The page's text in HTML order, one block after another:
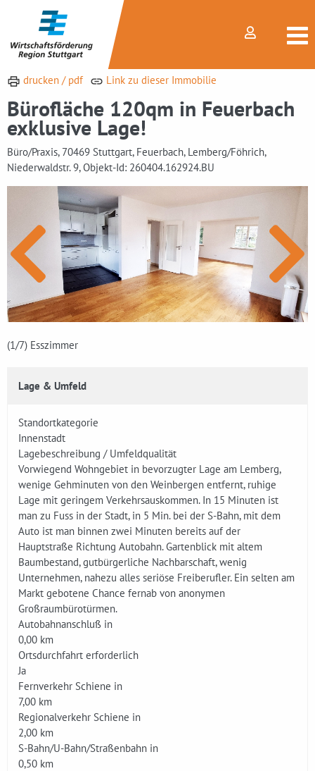
drucken / pdf Link zu dieser Immobilie
Bürofläche 120qm in Feuerbach
exklusive Lage!
Büro/Praxis, 70469 Stuttgart, Feuerbach, Lemberg/Föhrich,
Niederwaldstr. 9, Objekt-Id: 260404.162924.BU
(1/7) Esszimmer
Lage & Umfeld
Standortkategorie
Innenstadt
Lagebeschreibung / Umfeldqualität
Vorwiegend Wohngebiet in bevorzugter Lage am Lemberg,
wenige Gehminuten von den Weinbergen entfernt, ruhige
Lage mit geringem Verkehrsauskommen. In 15 Minuten ist
man zu Fuss in der Stadt, in 5 Min. bei der S-Bahn, mit dem
Auto ist man binnen zwei Minuten bereits auf der
Hauptstraße Richtung Autobahn. Gartenblick mit altem
Baumbestand, gutbürgerliche Nachbarschaft, wenig
Unternehmen, nahezu alles seriöse Freiberufler. Ein selten am
Markt gebotene Chance fernab von anonymen
Großraumbürotürmen.
Autobahnanschluß in
0,00 km
Ortsdurchfahrt erforderlich
Ja
Fernverkehr Schiene in
7,00 km
Regionalverkehr Schiene in
2,00 km
S-Bahn/U-Bahn/Straßenbahn in
0,50 km